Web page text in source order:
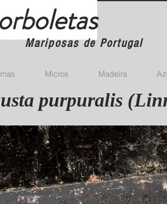
Mariposas de Portugal
Micros Madeira
purpuralis